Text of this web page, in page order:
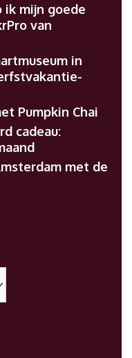
ik mijn goede
van
in
Pumpkin Chai
cadeau:
met de